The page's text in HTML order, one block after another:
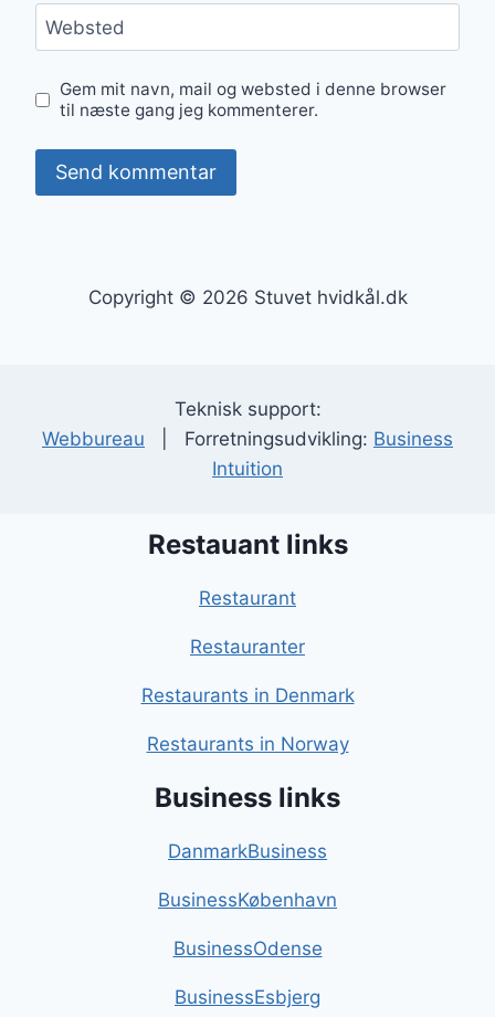
Websted
Gem mit navn, mail og websted i denne browser
til næste gang jeg kommenterer.
Copyright © 2026 Stuvet hvidkål.dk
Teknisk support:
Webbureau | Forretningsudvikling: Business
Intuition
Restauant links
Restaurant
Restauranter
Restaurants in Denmark
Restaurants in Norway
Business links
DanmarkBusiness
BusinessKøbenhavn
BusinessOdense
BusinessEsbjerg